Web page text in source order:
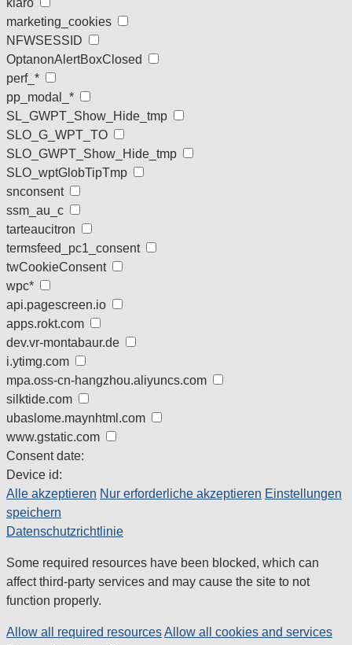
klaro
marketing_cookies
NFWSESSID
OptanonAlertBoxClosed
perf_*
pp_modal_*
SL_GWPT_Show_Hide_tmp
SLO_G_WPT_TO
SLO_GWPT_Show_Hide_tmp
SLO_wptGlobTipTmp
snconsent
ssm_au_c
tarteaucitron
termsfeed_pc1_consent
twCookieConsent
wpc*
api.pagescreen.io
apps.rokt.com
dev.vr-montabaur.de
i.ytimg.com
mpa.oss-cn-hangzhou.aliyuncs.com
silktide.com
ubaslome.maynhtml.com
www.gstatic.com
Consent date:
Device id:
Alle akzeptieren Nur erforderliche akzeptieren Einstellungen
speichern
Datenschutzrichtlinie
Some required resources have been blocked, which can
affect third-party services and may cause the site to not
function properly.
Allow all required resourcesAllow all cookies and services